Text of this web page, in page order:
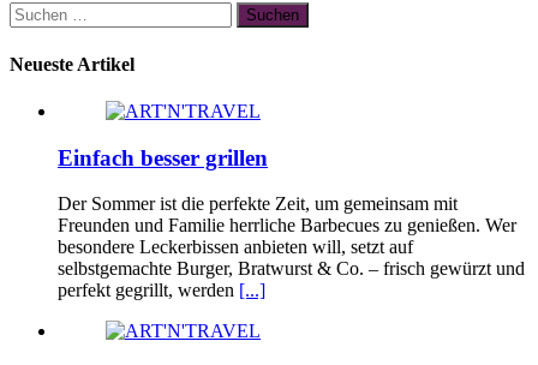
Suchen
nach:
Neueste Artikel
Einfach besser grillen
Der Sommer ist die perfekte Zeit, um gemeinsam mit
Freunden und Familie herrliche Barbecues zu genießen. Wer
besondere Leckerbissen anbieten will, setzt auf
selbstgemachte Burger, Bratwurst & Co. – frisch gewürzt und
perfekt gegrillt, werden [...]